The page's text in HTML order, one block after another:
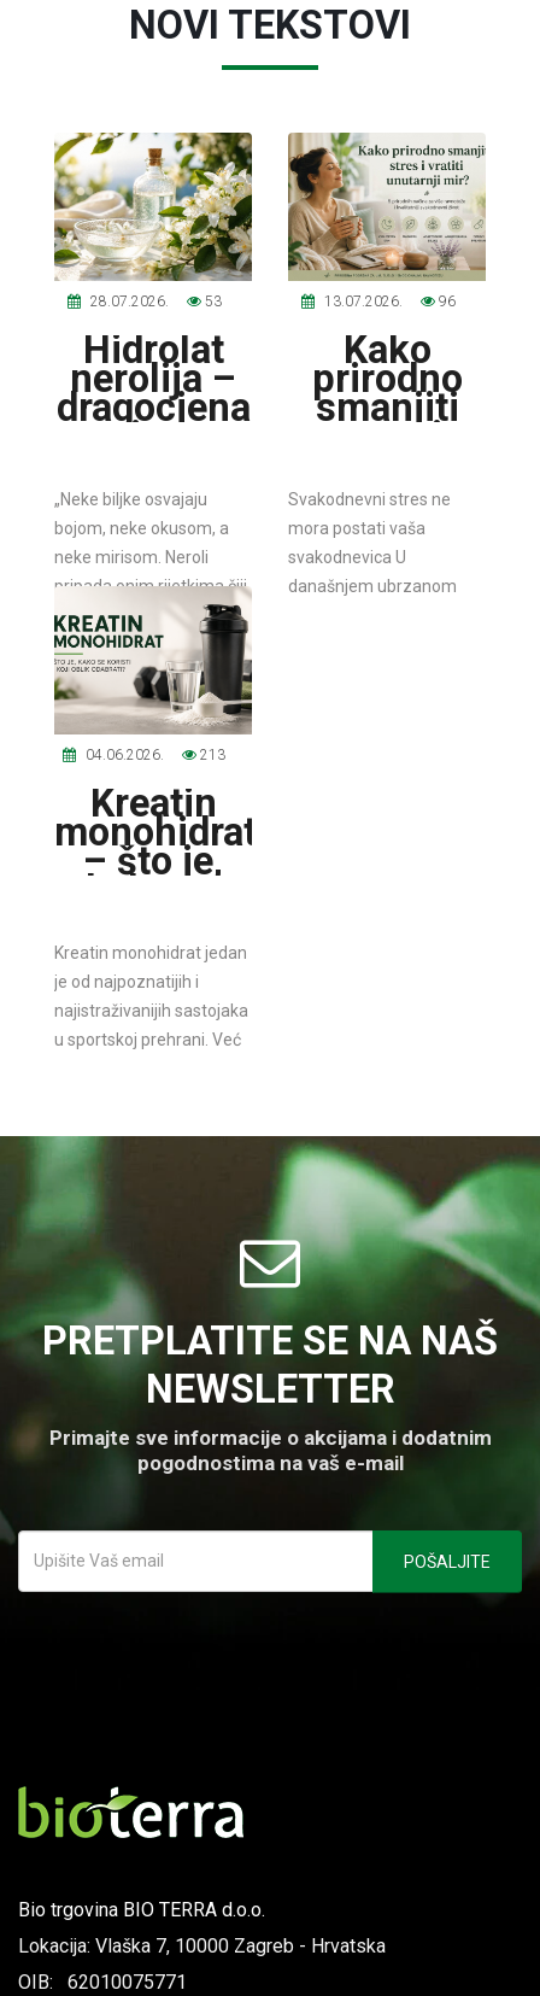
NOVI TEKSTOVI
28.07.2026. 53
Hidrolat
nerolija –
dragocjena
cvjetna
osvaja
mirisom i
nježnošću
„Neke biljke osvajaju
bojom, neke okusom, a
neke mirisom. Neroli
pripada onim rijetkima čiji
se miris pamti cijeli život.“
Kada u proljeće...
13.07.2026. 96
Kako
prirodno
smanjiti
stres i
unutarnji
mir?
Svakodnevni stres ne
mora postati vaša
svakodnevica U
današnjem ubrzanom
04.06.2026. 213
Kreatin
monohidrat
– što je,
kako se
koji oblik
odabrati?
Kreatin monohidrat jedan
je od najpoznatijih i
najistraživanijih sastojaka
u sportskoj prehrani. Već
PRETPLATITE SE NA NAŠ
NEWSLETTER
Primajte sve informacije o akcijama i dodatnim
pogodnostima na vaš e-mail
Bio trgovina BIO TERRA d.o.o.
Lokacija: Vlaška 7, 10000 Zagreb - Hrvatska
OIB: 62010075771